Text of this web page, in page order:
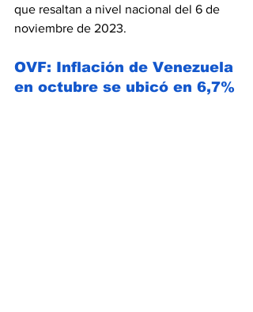
que resaltan a nivel nacional del 6 de
noviembre de 2023.
OVF: Inflación de Venezuela
en octubre se ubicó en 6,7%